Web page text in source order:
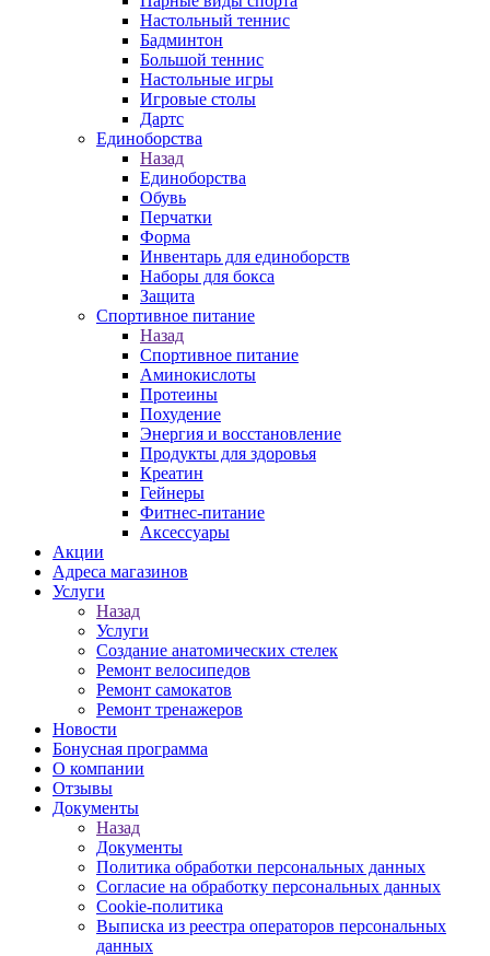
Настольный теннис
Бадминтон
Большой теннис
Настольные игры
Игровые столы
Дартс
Единоборства
Назад
Единоборства
Обувь
Перчатки
Форма
Инвентарь для единоборств
Наборы для бокса
Защита
Спортивное питание
Назад
Спортивное питание
Аминокислоты
Протеины
Похудение
Энергия и восстановление
Продукты для здоровья
Креатин
Гейнеры
Фитнес-питание
Аксессуары
Акции
Адреса магазинов
Услуги
Назад
Услуги
Создание анатомических стелек
Ремонт велосипедов
Ремонт самокатов
Ремонт тренажеров
Новости
Бонусная программа
О компании
Отзывы
Документы
Назад
Документы
Политика обработки персональных данных
Согласие на обработку персональных данных
Cookie-политика
Выписка из реестра операторов персональных
данных